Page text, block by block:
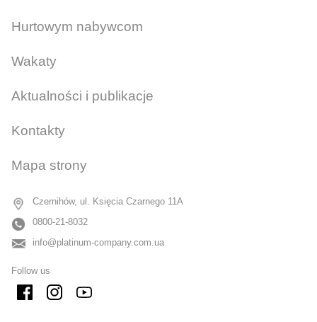
Hurtowym nabywcom
Wakaty
Aktualności i publikacje
Kontakty
Mapa strony
Czernihów, ul. Księcia Czarnego 11A
0800-21-8032
info@platinum-company.com.ua
Follow us